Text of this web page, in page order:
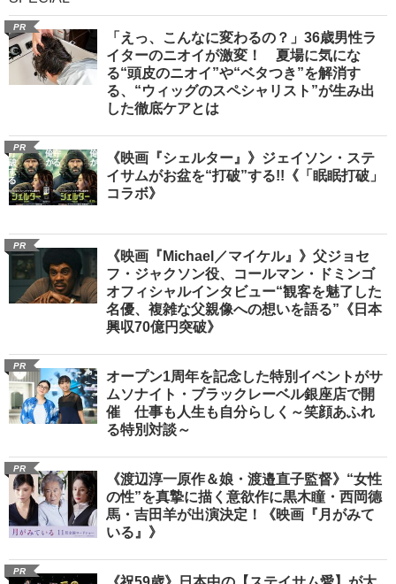
PR
「えっ、こんなに変わるの？」36歳男性ラ
イターのニオイが激変！ 夏場に気にな
る“頭皮のニオイ”や“ベタつき”を解消す
る、“ウィッグのスペシャリスト”が生み出
した徹底ケアとは
PR
《映画『シェルター』》ジェイソン・ステ
イサムがお盆を“打破”する!!《「眠眠打破」
コラボ》
PR
《映画『Michael／マイケル』》父ジョセ
フ・ジャクソン役、コールマン・ドミンゴ
オフィシャルインタビュー“観客を魅了した
名優、複雑な父親像への想いを語る”《日本
興収70億円突破》
PR
オープン1周年を記念した特別イベントがサ
ムソナイト・ブラックレーベル銀座店で開
催 仕事も人生も自分らしく～笑顔あふれ
る特別対談～
PR
《渡辺淳一原作＆娘・渡邉直子監督》“女性
の性”を真摯に描く意欲作に黒木瞳・西岡德
馬・吉田羊が出演決定！《映画『月がみて
いる』》
PR